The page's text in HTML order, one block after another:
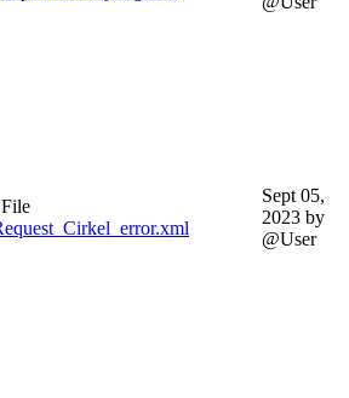
Sept 05,
2023 by
@User